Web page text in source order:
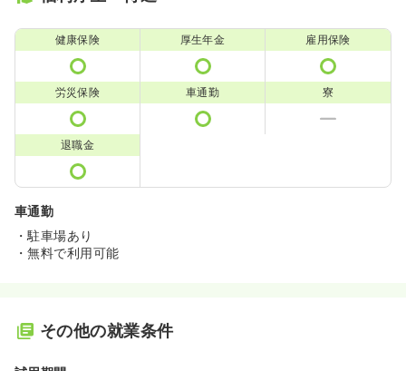
健康保険 厚生年金 雇用保険
労災保険 車通勤 寮
退職金
車通勤
・駐車場あり
・無料で利用可能
その他の就業条件